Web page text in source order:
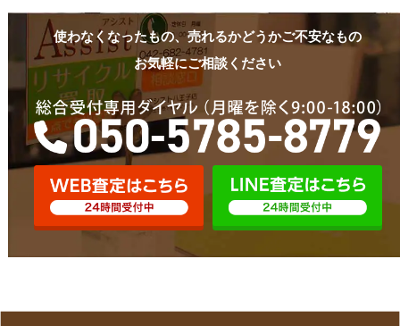
使わなくなったもの、売れるかどうかご不安なもの
お気軽にご相談ください